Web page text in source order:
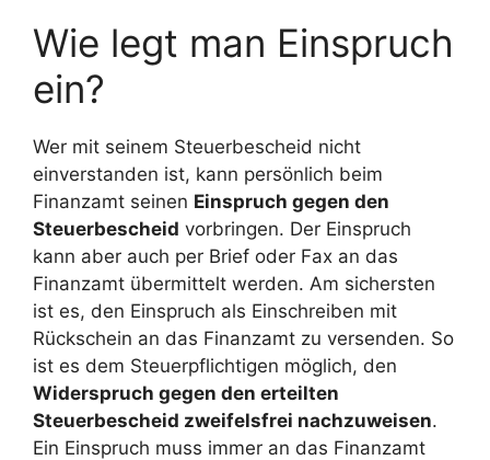
Wie legt man Einspruch
ein?
Wer mit seinem Steuerbescheid nicht
einverstanden ist, kann persönlich beim
Finanzamt seinen Einspruch gegen den
Steuerbescheid vorbringen. Der Einspruch
kann aber auch per Brief oder Fax an das
Finanzamt übermittelt werden. Am sichersten
ist es, den Einspruch als Einschreiben mit
Rückschein an das Finanzamt zu versenden. So
ist es dem Steuerpflichtigen möglich, den
Widerspruch gegen den erteilten
Steuerbescheid zweifelsfrei nachzuweisen.
Ein Einspruch muss immer an das Finanzamt